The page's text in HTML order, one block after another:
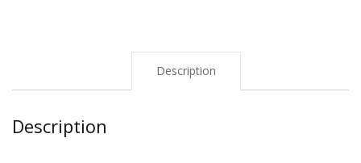
Description
Description